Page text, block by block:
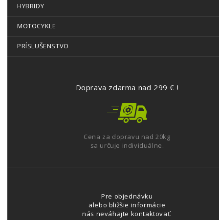
HYBRIDY
MOTOCYKLE
PRÍSLUŠENSTVO
Doprava zdarma nad 299 € !
Cena za dopravu nad 20kg
sa určuje individuálne.
Pre objednávku
alebo bližšie informácie
nás neváhajte kontaktovať.